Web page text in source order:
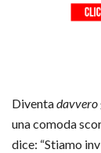
Diventadavvero
una comoda
dice: “Stiamo